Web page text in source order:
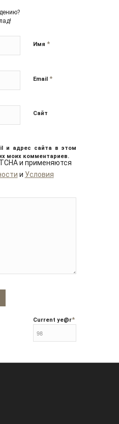
Имя *
Email *
Сайт
и адрес сайта в этом
моих комментариев.
и применяются
и Условия
Current ye@r*